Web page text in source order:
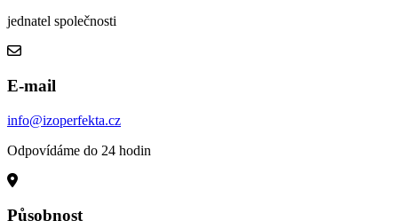
jednatel společnosti
E-mail
info@izoperfekta.cz
Odpovídáme do 24 hodin
Působnost